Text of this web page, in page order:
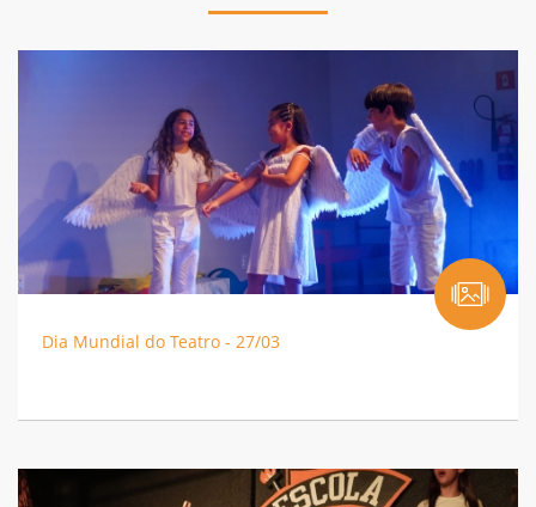
Dia Mundial do Teatro - 27/03